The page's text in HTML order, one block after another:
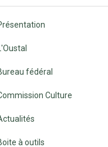
fédéral
Culture
à outils